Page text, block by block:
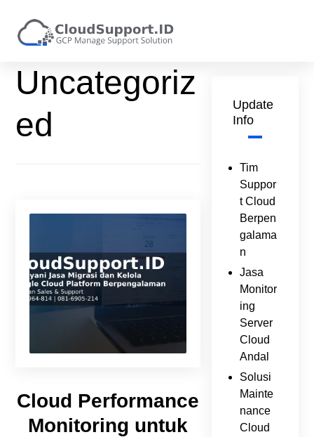
Uncategoriz
ed
Cloud Performance
Monitoring untuk
Update
Info
Tim
Suppor
t Cloud
Berpen
galama
n
Jasa
Monitor
ing
Server
Cloud
Andal
Solusi
Mainte
nance
Cloud